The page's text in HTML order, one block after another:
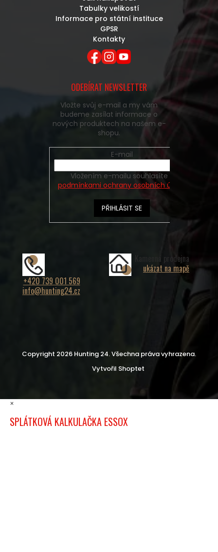
Tabulky velikostí
Informace pro státní instituce
GPSR
Kontakty
ODEBÍRAT NEWSLETTER
Vložte svůj e-mail a my vám
budeme zasílat informace o
nových produktech na našem e-
shopu.
E-mail
podmínkami ochrany osobních údajů
PŘIHLÁSIT SE
+420 739 001 569
info@hunting24.cz
Kamenná prodejna
ukázat na mapě
Vytvořil Shoptet
Copyright 2026 Hunting 24. Všechna práva vyhrazena.
×
SPLÁTKOVÁ KALKULAČKA ESSOX